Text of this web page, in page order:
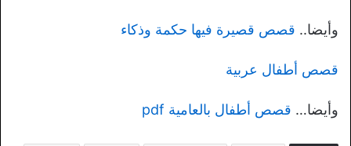
وأيضا.. قصص قصيرة فيها حكمة وذكاء
قصص أطفال عربية
وأيضا… قصص أطفال بالعامية pdf